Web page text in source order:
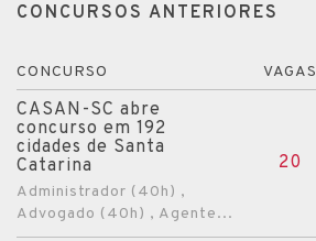
CONCURSOS ANTERIORES
CONCURSO VAGAS
CASAN-SC abre
concurso em 192
cidades de Santa
Catarina
Administrador (40h) ,
Advogado (40h) , Agente...
20